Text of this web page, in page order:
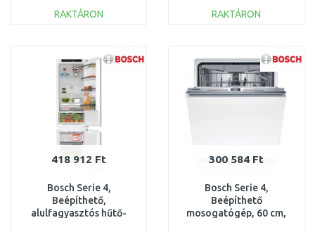
csúszózsanér
SBH4HVX14E
RAKTÁRON
Összehasonlítás
RAKTÁRON
Összehasonlítás
418 912 Ft
Bosch Serie 4,
Beépíthető,
alulfagyasztós hűtő-
300 584 Ft
Bosch Serie 4,
Beépíthető
mosogatógép, 60 cm,